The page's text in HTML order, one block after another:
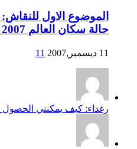
الموضوع الاول
حالة سكان العالم 2007 مقـدمـة
11 ديسمبر,2007 11
رغداء: كيف يمكنني